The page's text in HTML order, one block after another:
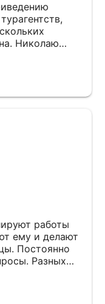
Николаю
работы
ему и делают
Постоянно
Разных
спасибо за
в Иркутске,